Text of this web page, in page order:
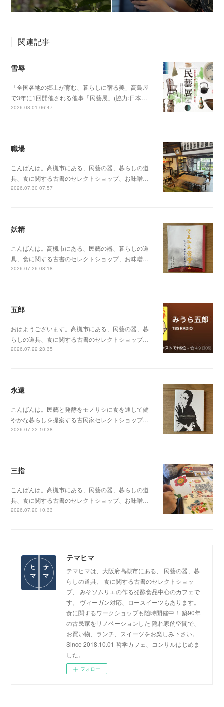
関連記事
雪辱
「全国各地の郷土が育む、暮らしに宿る美」高島屋
で3年に1回開催される催事「民藝展」(協力:日本…
2026.08.01 06:47
職場
こんばんは。高槻市にある、民藝の器、暮らしの道
具、食に関する古書のセレクトショップ、お味噌…
2026.07.30 07:57
妖精
こんばんは。高槻市にある、民藝の器、暮らしの道
具、食に関する古書のセレクトショップ、お味噌…
2026.07.26 08:18
五郎
おはようございます。高槻市にある、民藝の器、暮
らしの道具、食に関する古書のセレクトショップ…
2026.07.22 23:35
永遠
こんばんは。民藝と発酵をモノサシに食を通して健
やかな暮らしを提案する古民家セレクトショップ…
2026.07.22 10:38
三指
こんばんは。高槻市にある、民藝の器、暮らしの道
具、食に関する古書のセレクトショップ、お味噌…
2026.07.20 10:33
テマヒマ
テマヒマは、大阪府高槻市にある、 民藝の器、暮
らしの道具、 食に関する古書のセレクトショッ
プ、 みそソムリエの作る発酵食品中心のカフェで
す。 ヴィーガン対応、ロースイーツもあります。
食に関するワークショップも随時開催中！ 築90年
の古民家をリノベーションした 隠れ家的空間で、
お買い物、ランチ、スイーツをお楽しみ下さい。
Since 2018.10.01 哲学カフェ、コンサルはじめま
した。
フォロー